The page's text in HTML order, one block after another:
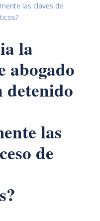
la
abogado
detenido
las
de